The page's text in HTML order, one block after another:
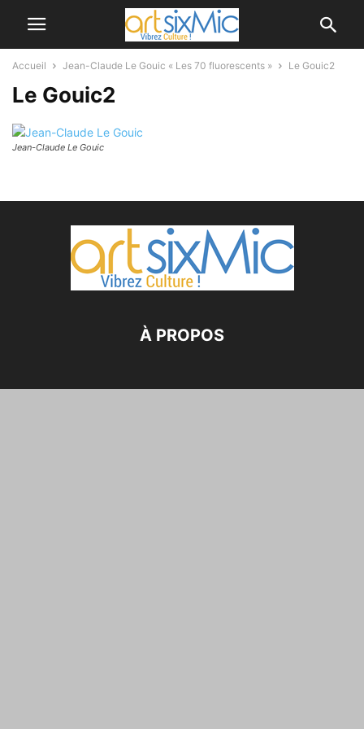
Accueil Jean-Claude Le Gouic « Les 70 fluorescents » Le Gouic2
Le Gouic2
Jean-Claude Le Gouic
À PROPOS